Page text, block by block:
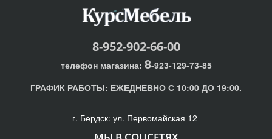
8-952-902-66-00
телефон магазина: 8-923-129-73-85
ГРАФИК РАБОТЫ: ЕЖЕДНЕВНО С 10:00 ДО 19:00.
г. Бердск: ул. Первомайская 12